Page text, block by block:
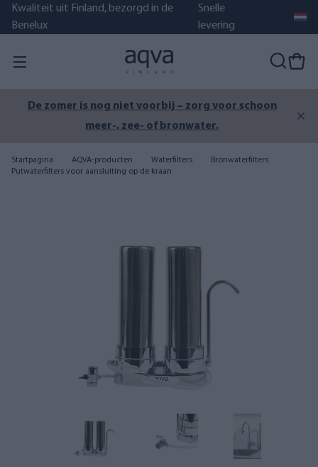
Kwaliteit uit Finland, bezorgd in de
Benelux
Snelle
levering
De zomer is nog niet voorbij – zorg voor schoon
meer-, zee- of bronwater.
Startpagina AQVA-producten Waterfilters
Bronwaterfilters
Putwaterfilters voor aansluiting op de kraan